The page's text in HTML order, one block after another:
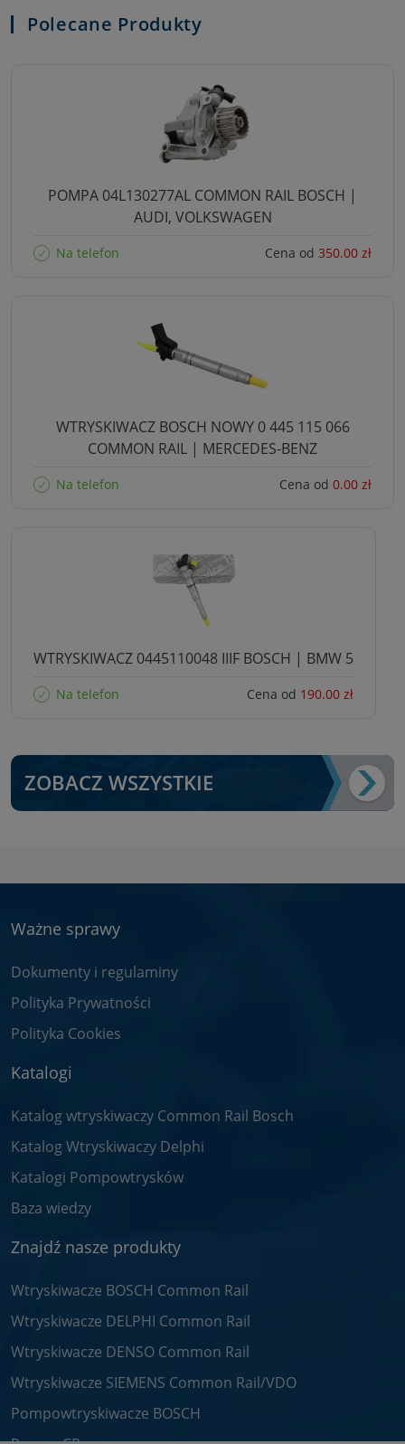
Polecane Produkty
POMPA 04L130277AL COMMON RAIL BOSCH |
AUDI, VOLKSWAGEN
Na telefon Cena od 350.00 zł
WTRYSKIWACZ BOSCH NOWY 0 445 115 066
COMMON RAIL | MERCEDES-BENZ
Na telefon Cena od 0.00 zł
WTRYSKIWACZ 0445110048 IIIF BOSCH | BMW 5
Na telefon Cena od 190.00 zł
ZOBACZ WSZYSTKIE
Ważne sprawy
Dokumenty i regulaminy
Polityka Prywatności
Polityka Cookies
Katalogi
Katalog wtryskiwaczy Common Rail Bosch
Katalog Wtryskiwaczy Delphi
Katalogi Pompowtrysków
Baza wiedzy
Znajdź nasze produkty
Wtryskiwacze BOSCH Common Rail
Wtryskiwacze DELPHI Common Rail
Wtryskiwacze DENSO Common Rail
Wtryskiwacze SIEMENS Common Rail/VDO
Pompowtryskiwacze BOSCH